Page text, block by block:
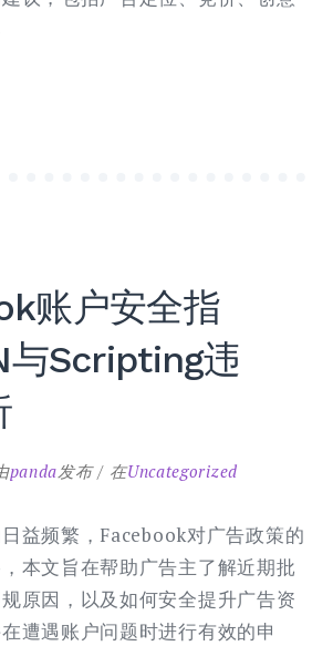
账户安全指
与Scripting违
panda发布 在Uncategorized
益频繁，Facebook对广告政策的
本文旨在帮助广告主了解近期批
原因，以及如何安全提升广告资
遭遇账户问题时进行有效的申